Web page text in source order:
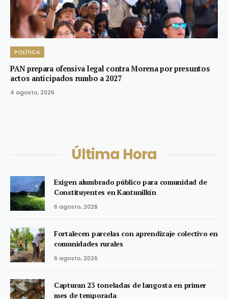
POLÍTICA
PAN prepara ofensiva legal contra Morena por presuntos
actos anticipados rumbo a 2027
4 agosto, 2026
Última Hora
Exigen alumbrado público para comunidad de
Constituyentes en Kantunilkín
6 agosto, 2026
Fortalecen parcelas con aprendizaje colectivo en
comunidades rurales
6 agosto, 2026
Capturan 23 toneladas de langosta en primer
mes de temporada